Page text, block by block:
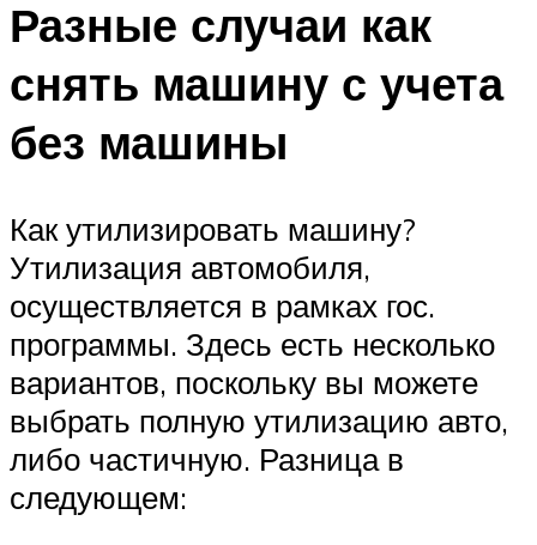
Разные случаи как
снять машину с учета
без машины
Как утилизировать машину?
Утилизация автомобиля,
осуществляется в рамках гос.
программы. Здесь есть несколько
вариантов, поскольку вы можете
выбрать полную утилизацию авто,
либо частичную. Разница в
следующем: